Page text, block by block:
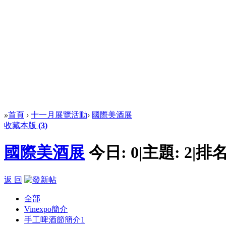
»首頁 › 十一月展覽活動› 國際美酒展
收藏本版 (3)
國際美酒展 今日: 0|主題: 2|排
返 回
全部
Vinexpo簡介
手工啤酒節簡介1